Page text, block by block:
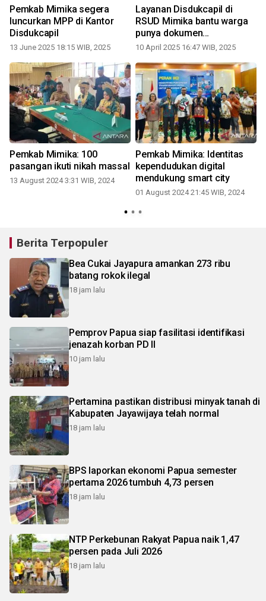
Pemkab Mimika segera
luncurkan MPP di Kantor
Disdukcapil
13 June 2025 18:15 WIB, 2025
Layanan Disdukcapil di
RSUD Mimika bantu warga
punya dokumen
kependudukan
10 April 2025 16:47 WIB, 2025
Pemkab Mimika: 100
pasangan ikuti nikah massal
13 August 2024 3:31 WIB, 2024
Pemkab Mimika: Identitas
kependudukan digital
mendukung smart city
01 August 2024 21:45 WIB, 2024
Berita Terpopuler
Bea Cukai Jayapura amankan 273 ribu
batang rokok ilegal
18 jam lalu
Pemprov Papua siap fasilitasi identifikasi
jenazah korban PD II
10 jam lalu
Pertamina pastikan distribusi minyak tanah di
Kabupaten Jayawijaya telah normal
18 jam lalu
BPS laporkan ekonomi Papua semester
pertama 2026 tumbuh 4,73 persen
18 jam lalu
NTP Perkebunan Rakyat Papua naik 1,47
persen pada Juli 2026
18 jam lalu